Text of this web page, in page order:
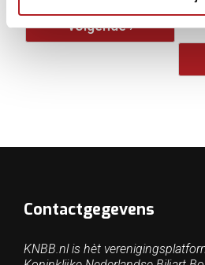
volgende ›
Contactgegevens
KNBB.nl is hèt